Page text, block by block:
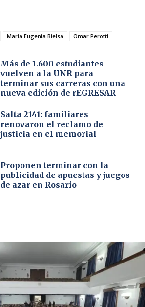
Maria Eugenia Bielsa Omar Perotti
Más de 1.600 estudiantes
vuelven a la UNR para
terminar sus carreras con una
nueva edición de rEGRESAR
Salta 2141: familiares
renovaron el reclamo de
justicia en el memorial
Proponen terminar con la
publicidad de apuestas y juegos
de azar en Rosario